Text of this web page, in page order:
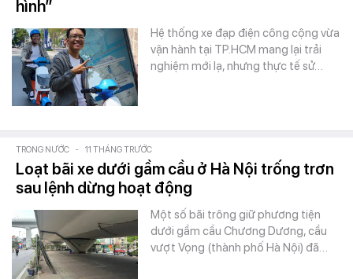
hình”
Hệ thống xe đạp điện công cộng vừa
vận hành tại TP.HCM mang lại trải
nghiệm mới lạ, nhưng thực tế sử…
TRONG NƯỚC - 11 THÁNG TRƯỚC
Loạt bãi xe dưới gầm cầu ở Hà Nội trống trơn
sau lệnh dừng hoạt động
Một số bãi trông giữ phương tiện
dưới gầm cầu Chương Dương, cầu
vượt Vọng (thành phố Hà Nội) đã…